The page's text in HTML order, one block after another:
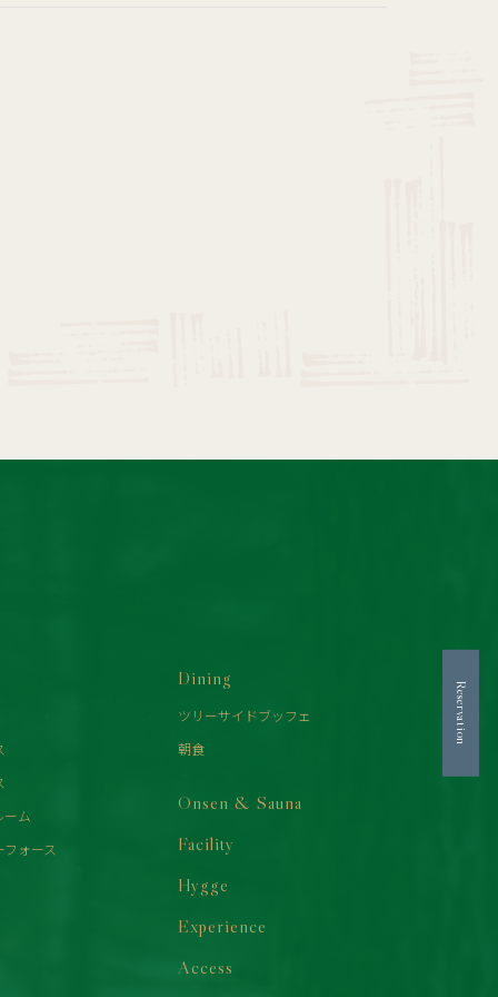
Reservation
ーム
ォース
Dining
ツリーサイドブッフェ
朝食
Onsen & Sauna
Facility
Hygge
Experience
Access